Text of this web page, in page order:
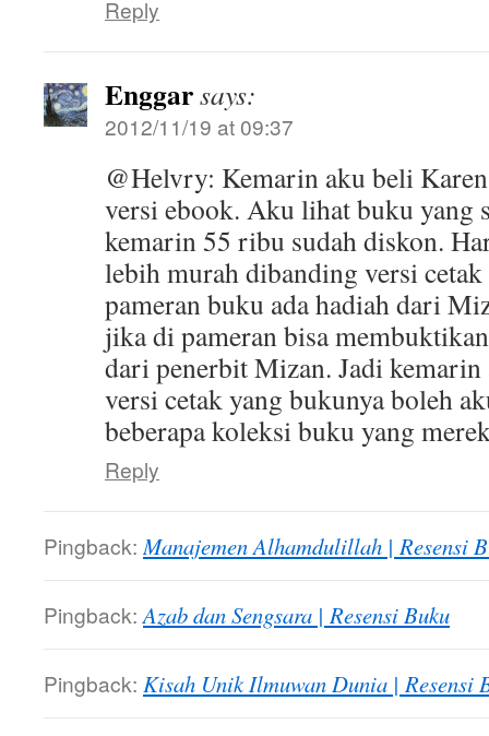
Reply
Enggarsays:
2012/11/19 at 09:37
@Helvry: Kemarin aku beli
versi ebook. Aku lihat buku yang
kemarin 55 ribu sudah diskon.
lebih murah dibanding versi cetak
pameran buku ada hadiah dari
jika di pameran bisa
dari penerbit Mizan. Jadi
versi cetak yang bukunya boleh
beberapa koleksi buku yang
Reply
Pingback: Manajemen Alhamdulillah | Resensi
Pingback: Azab dan Sengsara | Resensi Buku
Pingback: Kisah Unik Ilmuwan Dunia | Resensi